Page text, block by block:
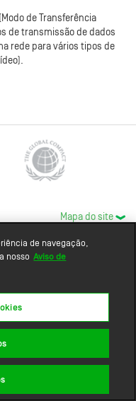
de Transferência
de transmissão de dados
rede para vários tipos de
Mapa do site
de navegação,
nosso Aviso de